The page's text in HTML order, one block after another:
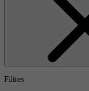
Filtres